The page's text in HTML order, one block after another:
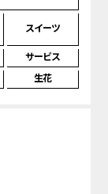
スイーツ
サービス
生花